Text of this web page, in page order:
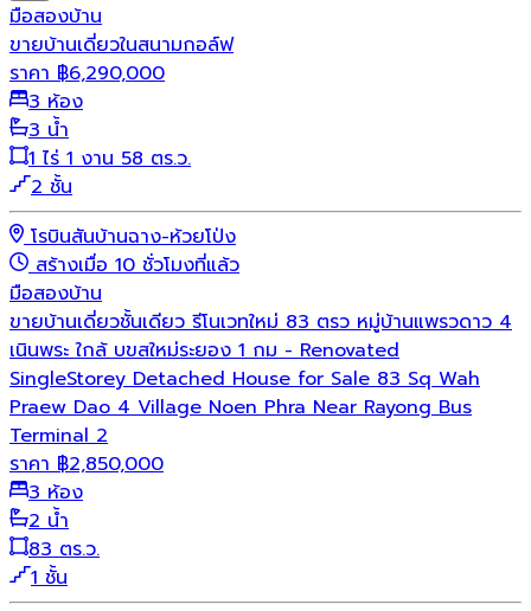
มือสองบ้าน
ขายบ้านเดี่ยวในสนามกอล์ฟ
ราคา ฿6,290,000
3 ห้อง
3 น้ำ
1 ไร่ 1 งาน 58 ตร.ว.
2 ชั้น
โรบินสันบ้านฉาง-ห้วยโป่ง
สร้างเมื่อ 10 ชั่วโมงที่แล้ว
มือสองบ้าน
ขายบ้านเดี่ยวชั้นเดียว รีโนเวทใหม่ 83 ตรว หมู่บ้านแพรวดาว 4
เนินพระ ใกล้ บขสใหม่ระยอง 1 กม - Renovated
SingleStorey Detached House for Sale 83 Sq Wah
Praew Dao 4 Village Noen Phra Near Rayong Bus
Terminal 2
ราคา ฿2,850,000
3 ห้อง
2 น้ำ
83 ตร.ว.
1 ชั้น